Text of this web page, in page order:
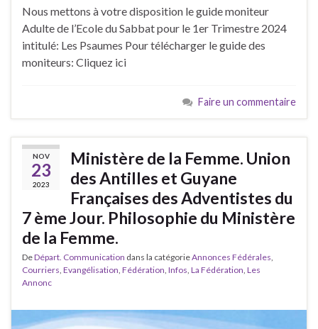
Nous mettons à votre disposition le guide moniteur
Adulte de l’Ecole du Sabbat pour le 1er Trimestre 2024
intitulé: Les Psaumes Pour télécharger le guide des
moniteurs: Cliquez ici
Faire un commentaire
NOV
23
2023
Ministère de la Femme. Union
des Antilles et Guyane
Françaises des Adventistes du
7 ème Jour. Philosophie du Ministère
de la Femme.
DeDépart. Communication dans la catégorieAnnonces Fédérales
Courriers Evangélisation Fédération Infos La Fédération Les
Annonc